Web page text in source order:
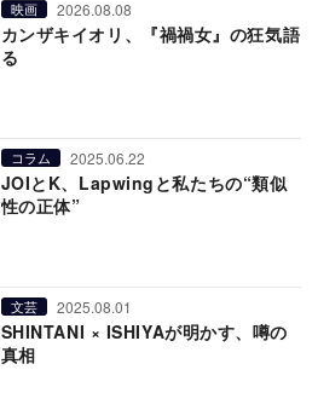
映画 2026.08.08
カンザキイオリ、『禍禍女』の狂気語
る
コラム 2025.06.22
JOIとK、Lapwingと私たちの“類似
性の正体”
文芸 2025.08.01
SHINTANI × ISHIYAが明かす、噂の
真相